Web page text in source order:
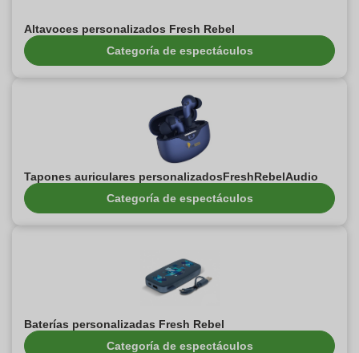
Altavoces personalizados Fresh Rebel
Categoría de espectáculos
Tapones auriculares personalizadosFreshRebelAudio
Categoría de espectáculos
Baterías personalizadas Fresh Rebel
Categoría de espectáculos